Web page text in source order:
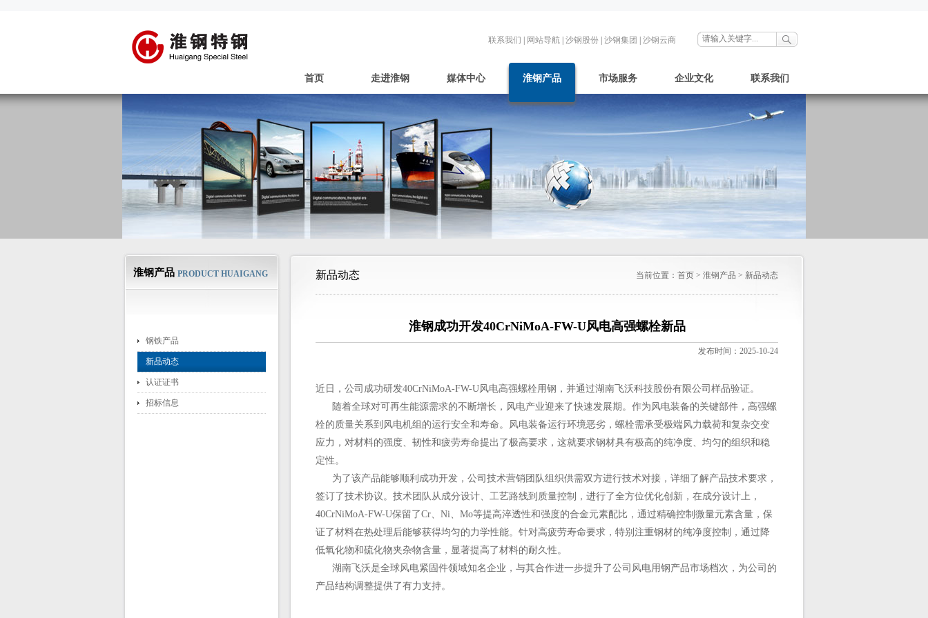
联系我们 网站导航 沙钢股份 沙钢集团 沙钢云商
首页 走进淮钢 媒体中心 淮钢产品 市场服务 企业文化 联系我们
淮钢产品 PRODUCT HUAIGANG
钢铁产品
新品动态
认证证书
招标信息
当前位置： 首页 > 淮钢产品 > 新品动态
新品动态
淮钢成功开发40CrNiMoA-FW-U风电高强螺栓新品
发布时间：2025-10-24
近日，公司成功研发40CrNiMoA-FW-U风电高强螺栓用钢，并通过湖南飞沃科技股份有限公司样品验证。
随着全球对可再生能源需求的不断增长，风电产业迎来了快速发展期。作为风电装备的关键部件，高强螺
栓的质量关系到风电机组的运行安全和寿命。风电装备运行环境恶劣，螺栓需承受极端风力载荷和复杂交变
应力，对材料的强度、韧性和疲劳寿命提出了极高要求，这就要求钢材具有极高的纯净度、均匀的组织和稳
定性。
为了该产品能够顺利成功开发，公司技术营销团队组织供需双方进行技术对接，详细了解产品技术要求，
签订了技术协议。技术团队从成分设计、工艺路线到质量控制，进行了全方位优化创新，在成分设计上，
40CrNiMoA-FW-U保留了Cr、Ni、Mo等提高淬透性和强度的合金元素配比，通过精确控制微量元素含量，保
证了材料在热处理后能够获得均匀的力学性能。针对高疲劳寿命要求，特别注重钢材的纯净度控制，通过降
低氧化物和硫化物夹杂物含量，显著提高了材料的耐久性。
湖南飞沃是全球风电紧固件领域知名企业，与其合作进一步提升了公司风电用钢产品市场档次，为公司的
产品结构调整提供了有力支持。